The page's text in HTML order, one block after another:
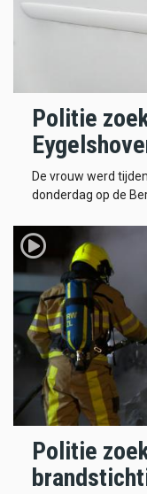
Politie
De vrouw werd
donderdag op de
Politie